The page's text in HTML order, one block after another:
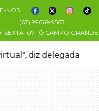
NOS
(67) 99669-9563
SEXTA 07 CAMPO GRANDE
diz delegada